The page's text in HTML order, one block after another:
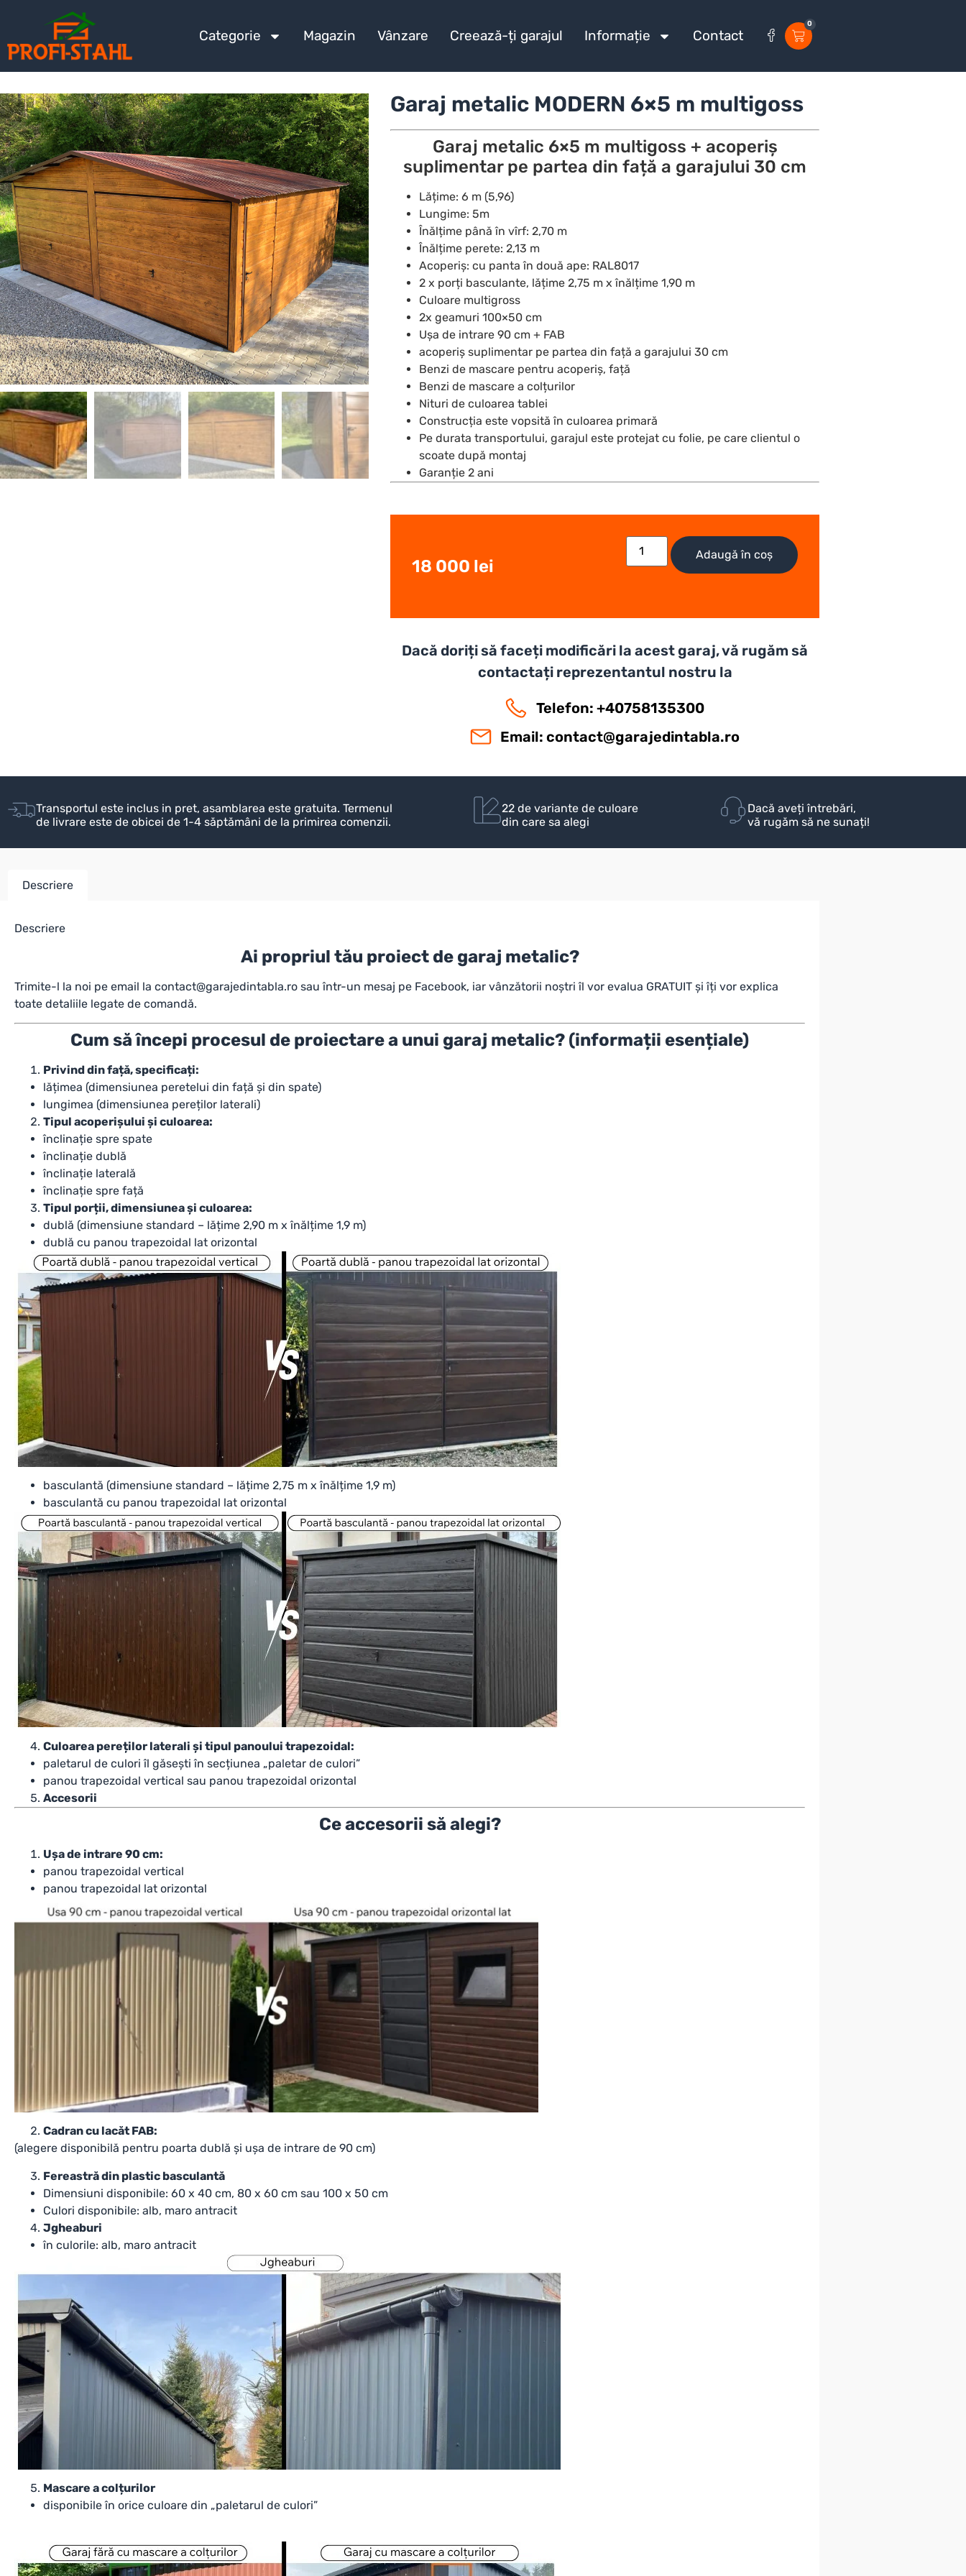
Categorie Magazin Vânzare Creează-ți garajul Informație Contact
0
Garaj metalic MODERN 6×5 m multigoss
Garaj metalic 6×5 m multigoss + acoperiș
suplimentar pe partea din față a garajului 30 cm
Lățime: 6 m (5,96)
Lungime: 5m
Înălțime până în vîrf: 2,70 m
Înălțime perete: 2,13 m
Acoperiș: cu panta în două ape: RAL8017
2 x porți basculante, lățime 2,75 m x înălțime 1,90 m
Culoare multigross
2x geamuri 100×50 cm
Ușa de intrare 90 cm + FAB
acoperiș suplimentar pe partea din față a garajului 30 cm
Benzi de mascare pentru acoperiș, față
Benzi de mascare a colțurilor
Nituri de culoarea tablei
Construcția este vopsită în culoarea primară
Pe durata transportului, garajul este protejat cu folie, pe care clientul o
scoate după montaj
Garanție 2 ani
18 000 lei
Adaugă în coș
Dacă doriți să faceți modificări la acest garaj, vă rugăm să
contactați reprezentantul nostru la
Telefon: +40758135300
Email:contact@garajedintabla.ro
Transportul este inclus in pret, asamblarea este gratuita. Termenul
de livrare este de obicei de 1-4 săptămâni de la primirea comenzii.
22 de variante de culoare
din care sa alegi
Dacă aveți întrebări,
vă rugăm să ne sunați!
Descriere
Descriere
Ai propriul tău proiect de garaj metalic?
Trimite-l la noi pe email la contact@garajedintabla.ro sau într-un mesaj pe Facebook, iar vânzătorii noștri îl vor evalua GRATUIT și îți vor explica
toate detaliile legate de comandă.
Cum să începi procesul de proiectare a unui garaj metalic? (informații esențiale)
Privind din față, specificați:
lățimea (dimensiunea peretelui din față și din spate)
lungimea (dimensiunea pereților laterali)
Tipul acoperișului și culoarea:
înclinație spre spate
înclinație dublă
înclinație laterală
înclinație spre față
Tipul porții, dimensiunea și culoarea:
dublă (dimensiune standard – lățime 2,90 m x înălțime 1,9 m)
dublă cu panou trapezoidal lat orizontal
basculantă (dimensiune standard – lățime 2,75 m x înălțime 1,9 m)
basculantă cu panou trapezoidal lat orizontal
Culoarea pereților laterali și tipul panoului trapezoidal:
paletarul de culori îl găsești în secțiunea „paletar de culori”
panou trapezoidal vertical sau panou trapezoidal orizontal
Accesorii
Ce accesorii să alegi?
Ușa de intrare 90 cm:
panou trapezoidal vertical
panou trapezoidal lat orizontal
Cadran cu lacăt FAB:
(alegere disponibilă pentru poarta dublă și ușa de intrare de 90 cm)
Fereastră din plastic basculantă
Dimensiuni disponibile: 60 x 40 cm, 80 x 60 cm sau 100 x 50 cm
Culori disponibile: alb, maro antracit
Jgheaburi
în culorile: alb, maro antracit
Mascare a colțurilor
disponibile în orice culoare din „paletarul de culori”